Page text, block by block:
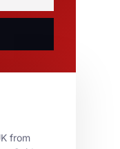
from